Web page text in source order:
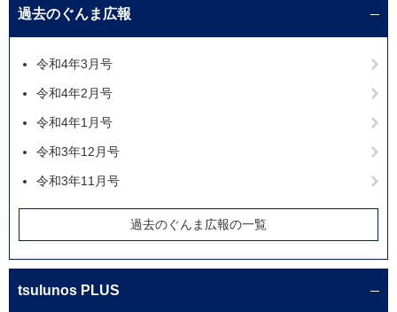
過去のぐんま広報
令和4年3月号
令和4年2月号
令和4年1月号
令和3年12月号
令和3年11月号
過去のぐんま広報の一覧
tsulunos PLUS